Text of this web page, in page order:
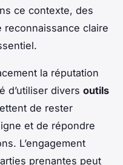
ce contexte, des
claire
la réputation
d’utiliser divers outils
de rester
et de répondre
L’engagement
prenantes peut